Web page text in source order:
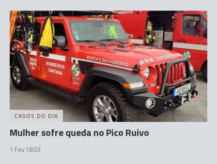
CASOS DO DIA
Mulher sofre queda no Pico Ruivo
1 Fev 18:03